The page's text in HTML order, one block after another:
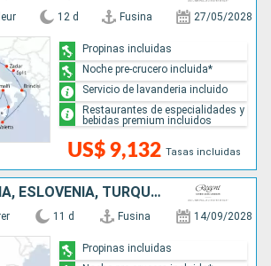
12 d Fusina 27/05/2028
US$ 9,132 Tasas incluidas
Propinas incluidas
Noche pre-crucero incluida*
Servicio de lavanderia incluido
Restaurantes de especialidades y
bebidas premium incluidos
CROACIA, GRECIA, ESLOVENIA, TURQUÍA, ITALIA
11 d Fusina 14/09/2028
Propinas incluidas